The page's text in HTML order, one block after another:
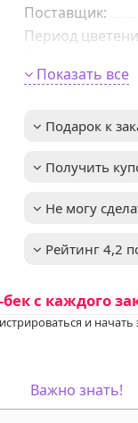
из
Поставщик:
Период
Преимущества
Окраска цветка:
растения:
Цвет хвои/
Услуга :
Показать все
Подарок к
Получить
Не могу
Рейтинг 4,2
с каждого
и
Важно знать!